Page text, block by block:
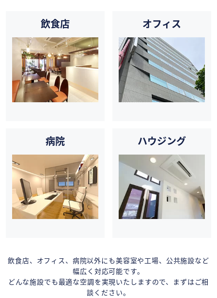
飲食店 オフィス
病院 ハウジング
飲食店、オフィス、病院以外にも美容室や工場、公共施設など
幅広く対応可能です。
どんな施設でも最適な空調を実現いたしますので、まずはご相
談ください。